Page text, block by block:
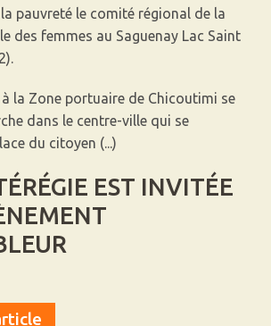
pauvreté le comité régional de la
des femmes au Saguenay Lac Saint
la Zone portuaire de Chicoutimi se
dans le centre-ville qui se
du citoyen (...)
EST INVITÉE